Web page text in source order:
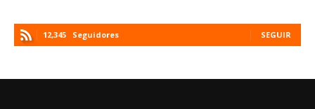
12,345 Seguidores SEGUIR